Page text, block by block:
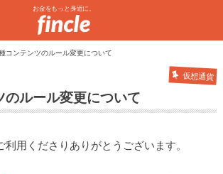
お金をもっと身近に。
コンテンツのルール変更について
仮想通貨
のルール変更について
用くださりありがとうございます。